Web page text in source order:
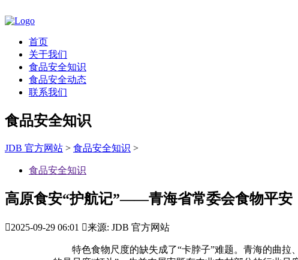
首页
关于我们
食品安全知识
食品安全动态
联系我们
食品安全知识
JDB 官方网站 > 食品安全知识 >
食品安全知识
高原食安“护航记”——青海省常委会食物平安
2025-09-29 06:01 来源: JDB 官方网站
特色食物尺度的缺失成了“卡脖子”难题。青海的曲拉